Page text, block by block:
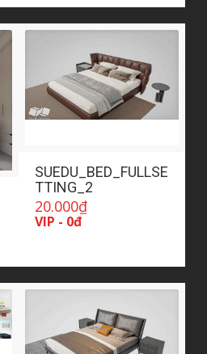
25.000₫.
SUEDU_BED_FULLSE
TTING_2
20.000₫
VIP - 0đ